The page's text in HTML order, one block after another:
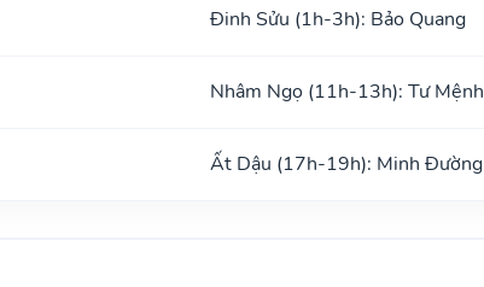
Đinh Sửu (1h-3h): Bảo Quang
Nhâm Ngọ (11h-13h): Tư Mệnh
Ất Dậu (17h-19h): Minh Đường